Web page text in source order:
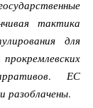
тактика
для
ЕС
разоблачены.